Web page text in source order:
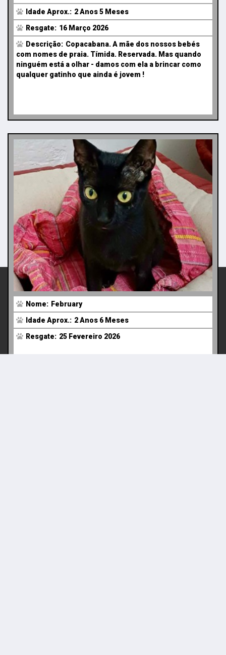
Idade Aprox.: 2 Anos 5 Meses
Resgate: 16 Março 2026
Descrição: Copacabana. A mãe dos nossos bebés
com nomes de praia. Tímida. Reservada. Mas quando
ninguém está a olhar - damos com ela a brincar como
qualquer gatinho que ainda é jovem !
Nome: February
Idade Aprox.: 2 Anos 6 Meses
Resgate: 25 Fevereiro 2026
Atenção
Este site utiliza cookies para melhorar a sua
experiência de navegação. Ao navegar no site
estará a consentir a sua utilização.